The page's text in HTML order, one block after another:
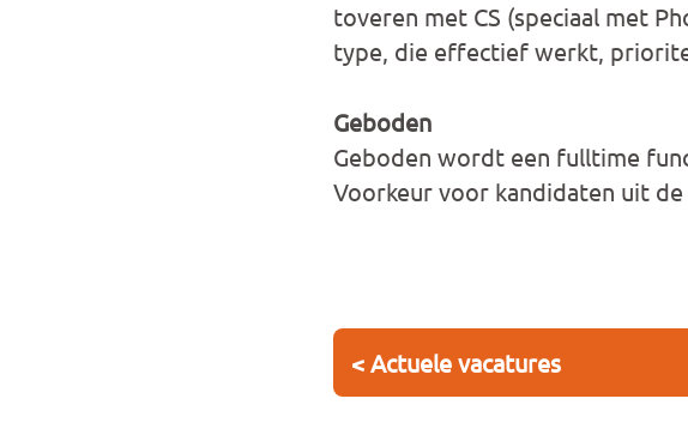
toveren met CS (speciaal met
type, die effectief werkt,
Geboden
Geboden wordt een fulltime
Voorkeur voor kandidaten uit
< Actuele vacatures